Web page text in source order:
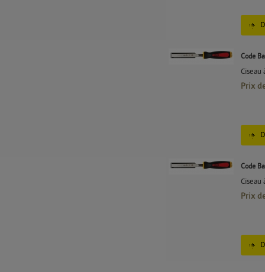
Code
Ciseau
Prix
Code
Ciseau
Prix